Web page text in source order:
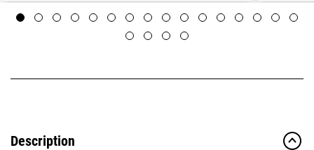
Description